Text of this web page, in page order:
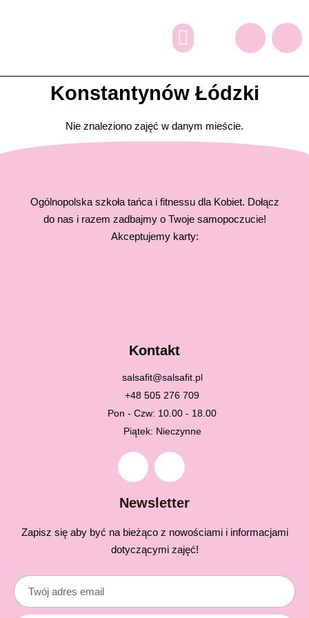
Konstantynów Łódzki
Nie znaleziono zajęć w danym mieście.
Ogólnopolska szkoła tańca i fitnessu dla Kobiet. Dołącz
do nas i razem zadbajmy o Twoje samopoczucie!
Akceptujemy karty:
Kontakt
salsafit@salsafit.pl
+48 505 276 709
Pon - Czw: 10.00 - 18.00
Piątek: Nieczynne
Newsletter
Zapisz się aby być na bieżąco z nowościami i informacjami
dotyczącymi zajęć!